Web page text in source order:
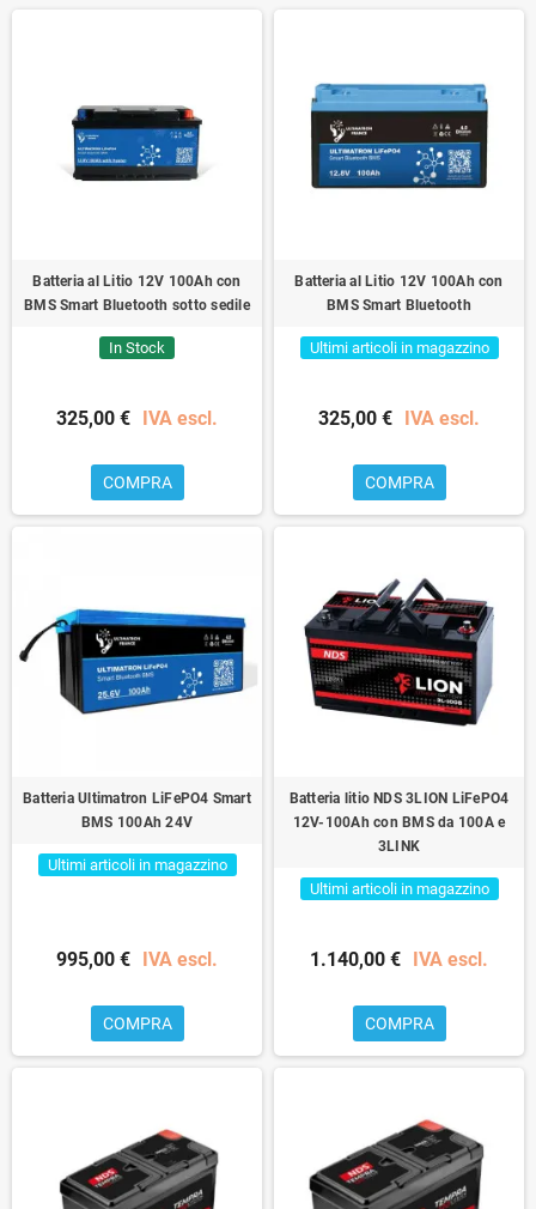
Batteria al Litio 12V 100Ah con
BMS Smart Bluetooth sotto sedile
In Stock
325,00 € IVA escl.
COMPRA
Batteria al Litio 12V 100Ah con
BMS Smart Bluetooth
Ultimi articoli in magazzino
325,00 € IVA escl.
COMPRA
Batteria Ultimatron LiFePO4 Smart
BMS 100Ah 24V
Ultimi articoli in magazzino
995,00 € IVA escl.
COMPRA
Batteria litio NDS 3LION LiFePO4
12V-100Ah con BMS da 100A e
3LINK
Ultimi articoli in magazzino
1.140,00 € IVA escl.
COMPRA